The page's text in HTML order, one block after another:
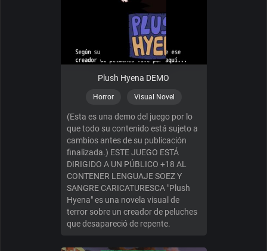
Plush Hyena DEMO
Horror Visual Novel
(Esta es una demo del juego por lo
que todo su contenido está sujeto a
cambios antes de su publicación
finalizada.) ESTE JUEGO ESTÁ
DIRIGIDO A UN PÚBLICO +18 AL
CONTENER LENGUAJE SOEZ Y
SANGRE CARICATURESCA "Plush
Hyena" es una novela visual de
terror sobre un creador de peluches
que desapareció de repente.